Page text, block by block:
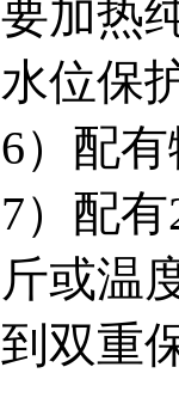
要加热
水位保
6）配
7）配
斤或温
到双重